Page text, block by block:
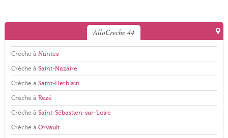
AlloCreche 44
Crèche à Nantes
Crèche à Saint-Nazaire
Crèche à Saint-Herblain
Crèche à Rezé
Crèche à Saint-Sébastien-sur-Loire
Crèche à Orvault